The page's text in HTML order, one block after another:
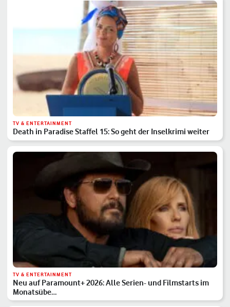
TV & ENTERTAINMENT
Death in Paradise Staffel 15: So geht der Inselkrimi weiter
TV & ENTERTAINMENT
Neu auf Paramount+ 2026: Alle Serien- und Filmstarts im
Monatsübe…